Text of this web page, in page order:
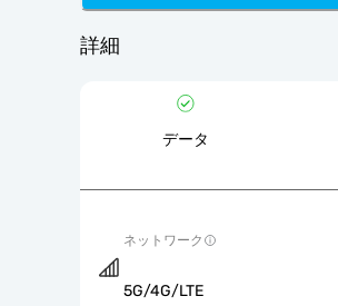
詳細
データ
ネットワーク
5G/4G/LTE